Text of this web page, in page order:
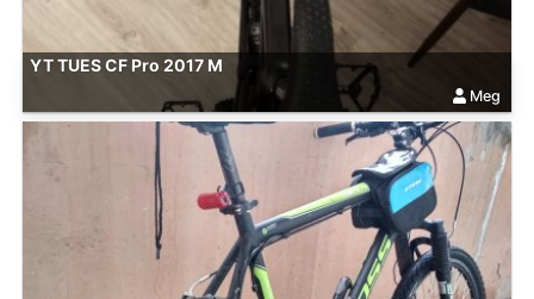
YT TUES CF Pro 2017 M
Meg